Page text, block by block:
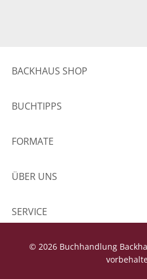
BACKHAUS SHOP
BUCHTIPPS
FORMATE
ÜBER UNS
SERVICE
© 2026 Buchhandlung